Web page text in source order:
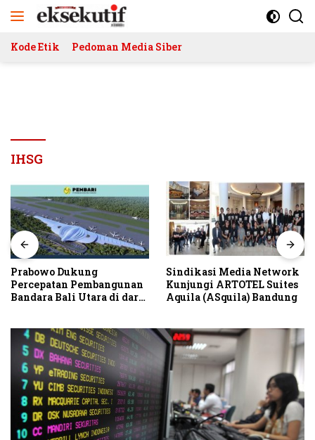
Kode Etik Pedoman Media Siber
IHSG
Prabowo Dukung
Percepatan Pembangunan
Bandara Bali Utara di darat
Sindikasi Media Network
Kunjungi ARTOTEL Suites
Aquila (ASquila) Bandung